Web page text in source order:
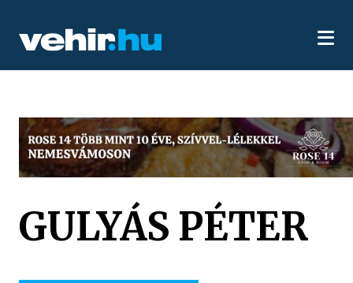
GULYÁS PÉTER